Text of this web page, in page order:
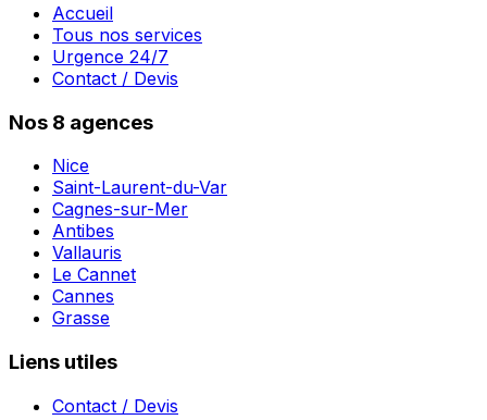
Accueil
Tous nos services
Urgence 24/7
Contact / Devis
Nos 8 agences
Nice
Saint-Laurent-du-Var
Cagnes-sur-Mer
Antibes
Vallauris
Le Cannet
Cannes
Grasse
Liens utiles
Contact / Devis